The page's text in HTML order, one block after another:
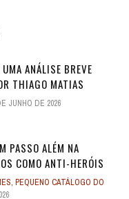
ANÁLISE BREVE
THIAGO MATIAS
JUNHO DE 2026
PASSO ALÉM NA
COMO ANTI-HERÓIS
, PEQUENO CATÁLOGO DO